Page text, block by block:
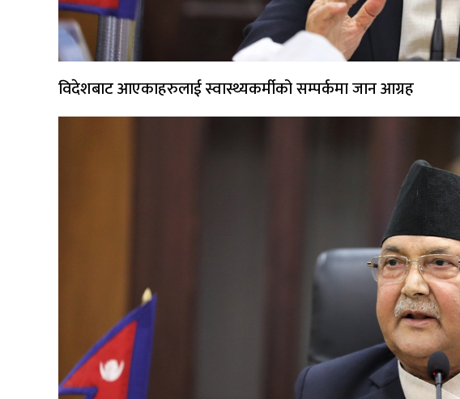
विदेशबाट आएकाहरुलाई स्वास्थ्यकर्मीको सम्पर्कमा जान आग्रह